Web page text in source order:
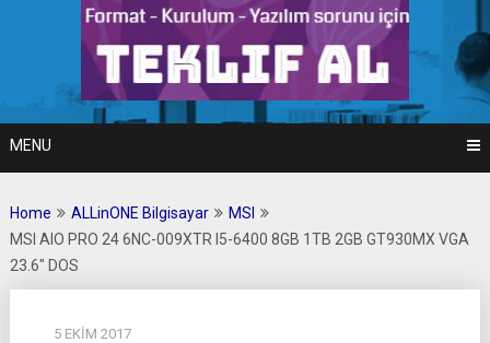
MENU
Home ALLinONE Bilgisayar
MSI
MSI AIO PRO 24 6NC-009XTR I5-6400 8GB 1TB 2GB GT930MX VGA
23.6″ DOS
5 EKIM 2017